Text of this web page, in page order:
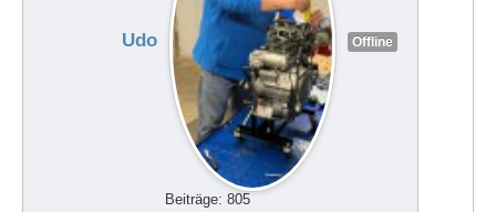
Udo Offline
Beiträge: 805